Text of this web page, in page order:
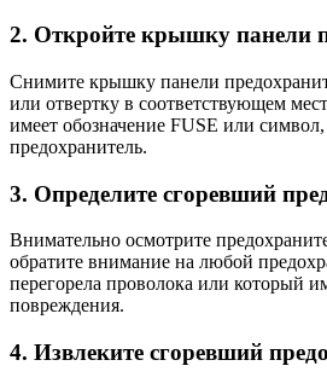
2. Откройте крышку панели
Снимите крышку панели
или отвертку в соответствующем
имеет обозначение FUSE или
предохранитель.
3. Определите сгоревший
Внимательно осмотрите
обратите внимание на любой
перегорела проволока или который
повреждения.
4. Извлеките сгоревший